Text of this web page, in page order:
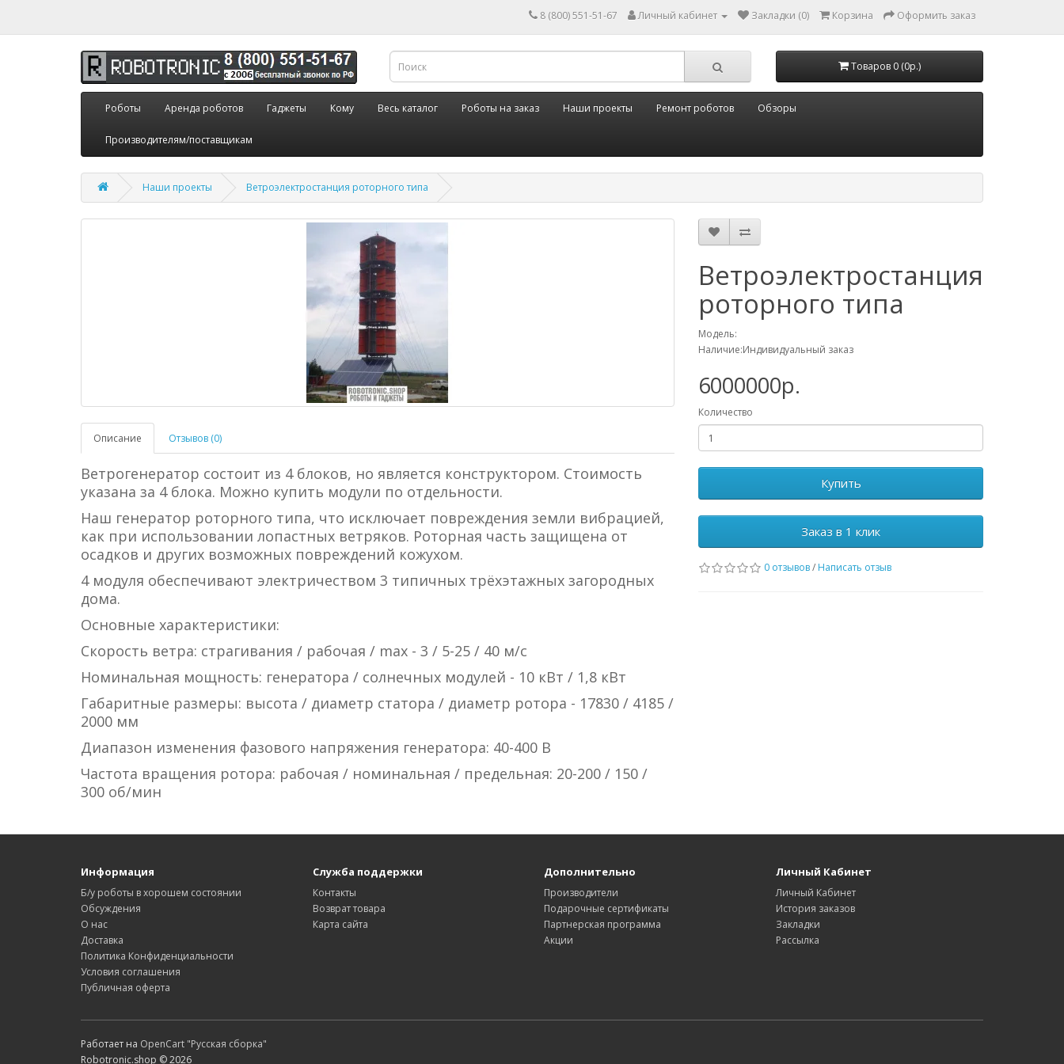
8 (800) 551-51-67 Личный кабинет Закладки (0) Корзина Оформить заказ
Товаров 0 (0р.)
Роботы Аренда роботов Гаджеты Кому Весь каталог Роботы на заказ Наши проекты Ремонт роботов Обзоры
Производителям/поставщикам
Наши проекты Ветроэлектростанция роторного типа
Описание Отзывов (0)
Ветрогенератор состоит из 4 блоков, но является конструктором. Стоимость
указана за 4 блока. Можно купить модули по отдельности.
Наш генератор роторного типа, что исключает повреждения земли вибрацией,
как при использовании лопастных ветряков. Роторная часть защищена от
осадков и других возможных повреждений кожухом.
4 модуля обеспечивают электричеством 3 типичных трёхэтажных загородных
дома.
Основные характеристики:
Скорость ветра: страгивания / рабочая / max - 3 / 5-25 / 40 м/с
Номинальная мощность: генератора / солнечных модулей - 10 кВт / 1,8 кВт
Габаритные размеры: высота / диаметр статора / диаметр ротора - 17830 / 4185 /
2000 мм
Диапазон изменения фазового напряжения генератора: 40-400 В
Частота вращения ротора: рабочая / номинальная / предельная: 20-200 / 150 /
300 об/мин
Ветроэлектростанция
роторного типа
Модель:
Наличие:Индивидуальный заказ
6000000р.
Количество
Купить
Заказ в 1 клик
0 отзывов/ Написать отзыв
Информация
Б/у роботы в хорошем состоянии
Обсуждения
О нас
Доставка
Политика Конфиденциальности
Условия соглашения
Публичная оферта
Служба поддержки
Контакты
Возврат товара
Карта сайта
Дополнительно
Производители
Подарочные сертификаты
Партнерская программа
Акции
Личный Кабинет
Личный Кабинет
История заказов
Закладки
Рассылка
Работает на OpenCart "Русская сборка"
Robotronic.shop © 2026